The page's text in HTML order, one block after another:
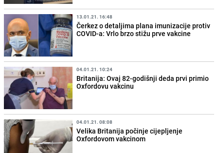
13.01.21. 16:48
Čerkez o detaljima plana imunizacije protiv
COVID-a: Vrlo brzo stižu prve vakcine
04.01.21. 10:24
Britanija: Ovaj 82-godišnji deda prvi primio
Oxfordovu vakcinu
04.01.21. 08:08
Velika Britanija počinje cijepljenje
Oxfordovom vakcinom